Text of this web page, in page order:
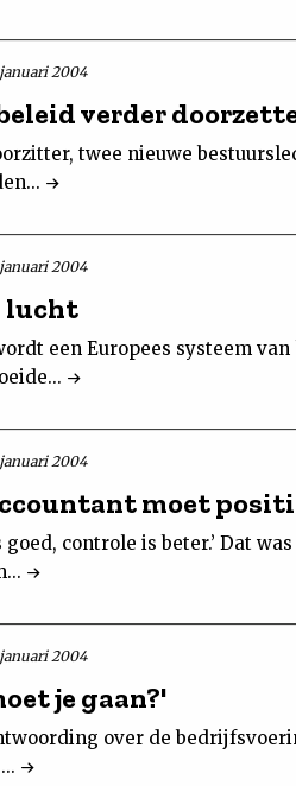
2004
verder
twee nieuwe
2004
lucht
een Europees systeem
2004
moet
goed, controle is beter.’ Dat
2004
je gaan?'
over de